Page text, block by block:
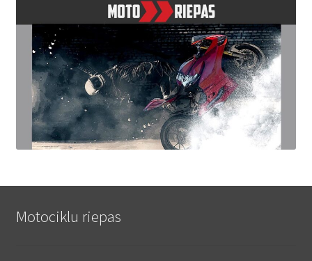
Motociklu riepas